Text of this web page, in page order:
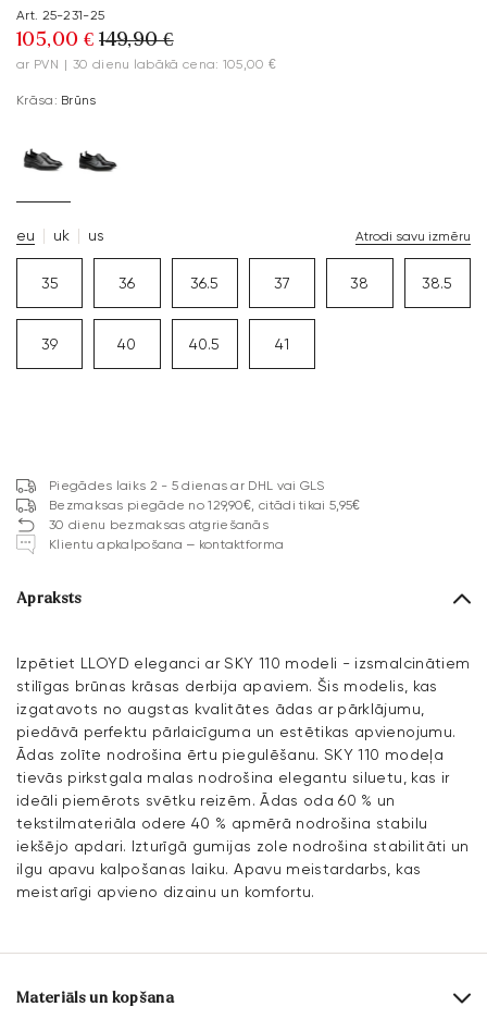
Art. 25-231-25
105,00 € 149,90 €
ar PVN | 30 dienu labākā cena: 105,00 €
Krāsa: Brūns
eu uk us Atrodi savu izmēru
35 36 36.5 37 38 38.5
39 40 40.5 41
Piegādes laiks 2 - 5 dienas ar DHL vai GLS
Bezmaksas piegāde no 129,90€, citādi tikai 5,95€
30 dienu bezmaksas atgriešanās
Klientu apkalpošana – kontaktforma
Apraksts
Izpētiet LLOYD eleganci ar SKY 110 modeli - izsmalcinātiem
stilīgas brūnas krāsas derbija apaviem. Šis modelis, kas
izgatavots no augstas kvalitātes ādas ar pārklājumu,
piedāvā perfektu pārlaicīguma un estētikas apvienojumu.
Ādas zolīte nodrošina ērtu piegulēšanu. SKY 110 modeļa
tievās pirkstgala malas nodrošina elegantu siluetu, kas ir
ideāli piemērots svētku reizēm. Ādas oda 60 % un
tekstilmateriāla odere 40 % apmērā nodrošina stabilu
iekšējo apdari. Izturīgā gumijas zole nodrošina stabilitāti un
ilgu apavu kalpošanas laiku. Apavu meistardarbs, kas
meistarīgi apvieno dizainu un komfortu.
Materiāls un kopšana